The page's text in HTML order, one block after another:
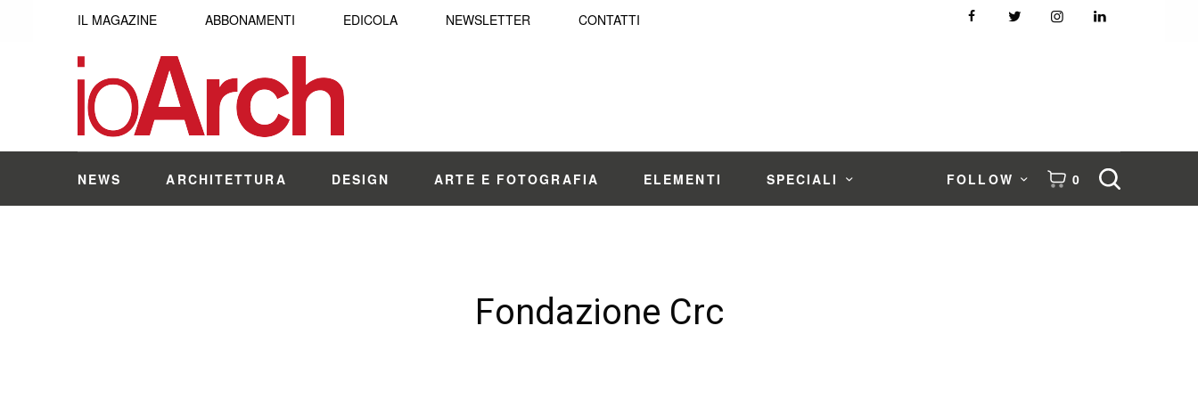
IL MAGAZINE ABBONAMENTI EDICOLA NEWSLETTER CONTATTI
NEWS ARCHITETTURA DESIGN ARTE E FOTOGRAFIA ELEMENTI SPECIALI FOLLOW 0
Fondazione Crc